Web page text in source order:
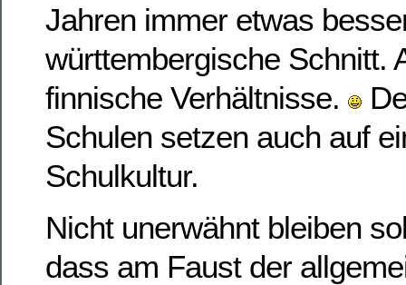
Jahren immer etwas
württembergische Schnitt.
finnische Verhältnisse.
Schulen setzen auch auf
Schulkultur.
Nicht unerwähnt bleiben
dass am Faust der